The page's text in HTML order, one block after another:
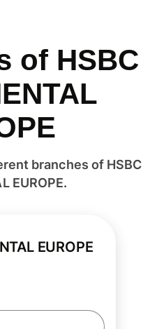
of HSBC
branches of HSBC
EUROPE.
EUROPE